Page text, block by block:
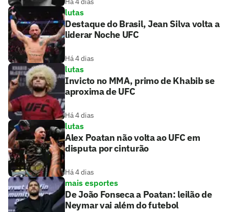
lutas
Destaque do Brasil, Jean Silva volta a
liderar Noche UFC
Há 4 dias
lutas
Invicto no MMA, primo de Khabib se
aproxima de UFC
Há 4 dias
lutas
Alex Poatan não volta ao UFC em
disputa por cinturão
Há 4 dias
mais esportes
De João Fonseca a Poatan: leilão de
Neymar vai além do futebol